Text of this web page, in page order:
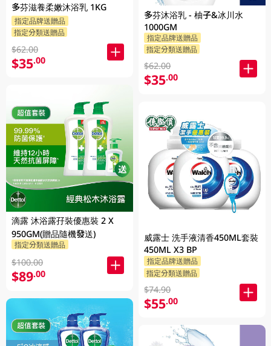
多芬滋養柔嫩沐浴乳 1KG
指定品牌送贈品
指定分類送贈品
$62.00
$35.00
滴露 沐浴露孖裝優惠裝 2 X
950GM(贈品隨機發送)
指定分類送贈品
$100.00
$89.00
多芬沐浴乳 - 柚子&冰川水
1000GM
指定品牌送贈品
指定分類送贈品
$62.00
$35.00
威露士 洗手液清香450ML套裝
450ML X3 BP
指定品牌送贈品
指定分類送贈品
$74.90
$55.00